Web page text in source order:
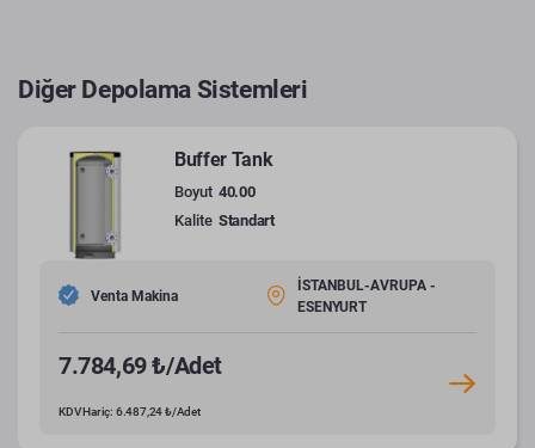
Diğer Depolama Sistemleri
Buffer Tank
Boyut 40.00
Kalite Standart
Venta Makina
İSTANBUL-AVRUPA -
ESENYURT
7.784,69 ₺/Adet
KDV Hariç: 6.487,24 ₺/Adet